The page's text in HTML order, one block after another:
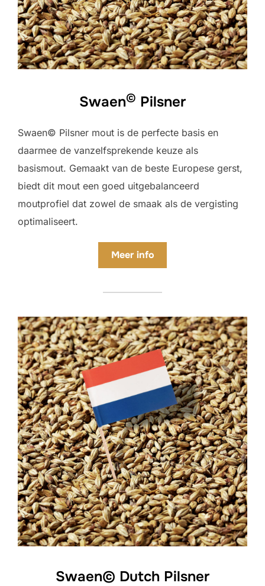
Swaen© Pilsner
Swaen© Pilsner mout is de perfecte basis en
daarmee de vanzelfsprekende keuze als
basismout. Gemaakt van de beste Europese gerst,
biedt dit mout een goed uitgebalanceerd
moutprofiel dat zowel de smaak als de vergisting
optimaliseert.
Meer info
Swaen© Dutch Pilsner